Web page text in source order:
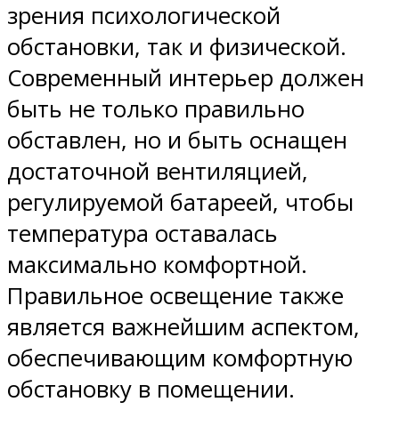
зрения психологической
обстановки, так и физической.
Современный интерьер должен
быть не только правильно
обставлен, но и быть оснащен
достаточной вентиляцией,
регулируемой батареей, чтобы
температура оставалась
максимально комфортной.
Правильное освещение также
является важнейшим аспектом,
обеспечивающим комфортную
обстановку в помещении.